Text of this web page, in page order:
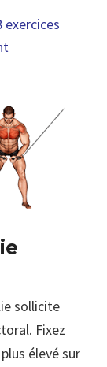
exercices
sollicite
Fixez
élevé sur